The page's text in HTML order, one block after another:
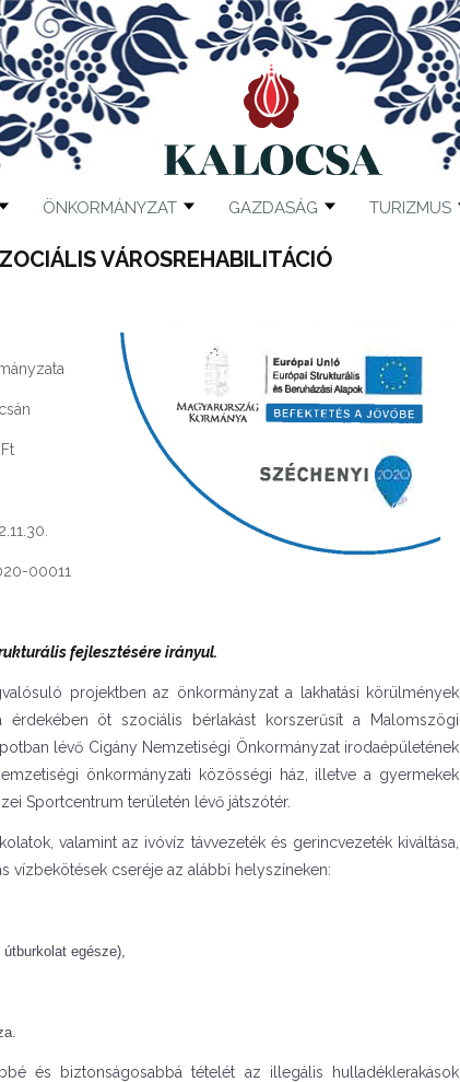
ÖNKORMÁNYZAT GAZDASÁG TURIZMUS
VÁROSREHABILITÁCIÓ
00011
fejlesztésére irányul.
projektben az önkormányzat a lakhatási körülmények
érdekében öt szociális bérlakást korszerűsít a Malomszögi
lévő Cigány Nemzetiségi Önkormányzat irodaépületének
önkormányzati közösségi ház, illetve a gyermekek
Sportcentrum területén lévő játszótér.
valamint az ivóvíz távvezeték és gerincvezeték kiváltása,
vízbekötések cseréje az alábbi helyszíneken:
egésze),
és biztonságosabbá tételét az illegális hulladéklerakások